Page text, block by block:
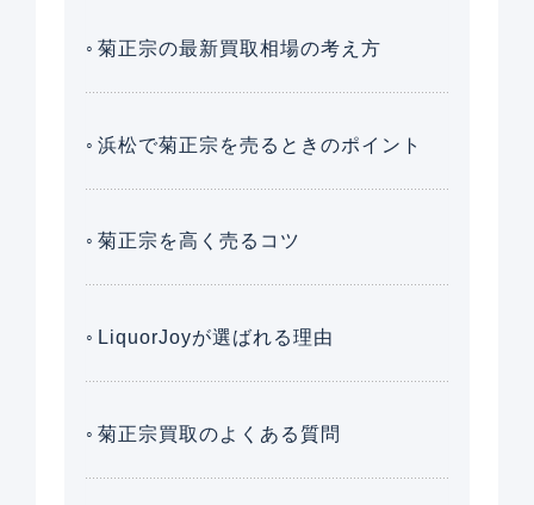
菊正宗の最新買取相場の考え方
浜松で菊正宗を売るときのポイント
菊正宗を高く売るコツ
LiquorJoyが選ばれる理由
菊正宗買取のよくある質問